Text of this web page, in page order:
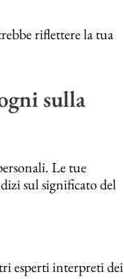
riflettere la tua
sulla
Le tue
sul significato del
esperti interpreti dei